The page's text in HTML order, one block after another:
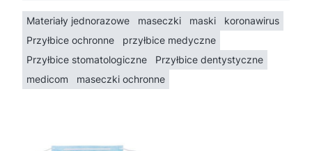
Materiały jednorazowe maseczki maski
koronawirus
Przyłbice ochronne
przyłbice medyczne
Przyłbice stomatologiczne
Przyłbice dentystyczne
medicom
maseczki ochronne